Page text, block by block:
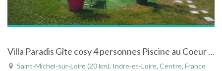
Villa Paradis Gîte cosy 4 personnes Piscine au Coeur de la Vallée de la Loir
Saint-Michel-sur-Loire (20 km), Indre-et-Loire, Centre, France